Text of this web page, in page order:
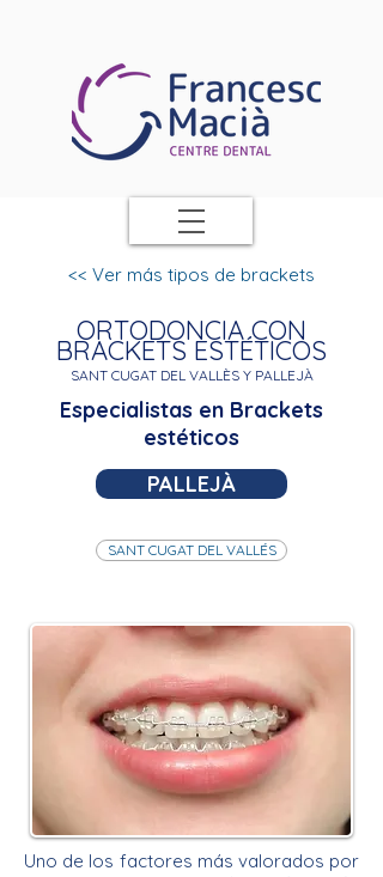
<< Ver más tipos de brackets
ORTODONCIA CON
BRACKETS ESTÉTICOS
SANT CUGAT DEL VALLÈSYPALLEJÀ
Especialistas en Brackets
estéticos
PALLEJÀ
SANT CUGAT DEL VALLÉS
Uno de los factores más valorados por